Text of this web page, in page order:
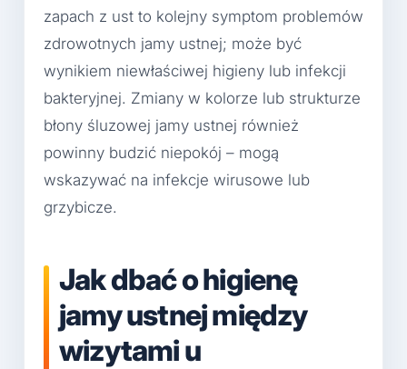
zapach z ust to kolejny symptom problemów
zdrowotnych jamy ustnej; może być
wynikiem niewłaściwej higieny lub infekcji
bakteryjnej. Zmiany w kolorze lub strukturze
błony śluzowej jamy ustnej również
powinny budzić niepokój – mogą
wskazywać na infekcje wirusowe lub
grzybicze.
Jak dbać o higienę
jamy ustnej między
wizytami u